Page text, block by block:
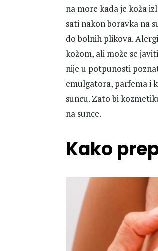
na more kada je koža
sati nakon boravka na
do bolnih plikova.
kožom, ali može se
nije u potpunosti
emulgatora, parfema i
suncu. Zato bi
na sunce.
Kako